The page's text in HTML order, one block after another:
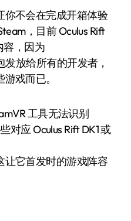
你不会在完成开箱体验
，目前 Oculus Rift
容，因为
发放给所有的开发者，
戏而已。
工具无法识别
对应 Oculus Rift DK1 或
让它首发时的游戏阵容